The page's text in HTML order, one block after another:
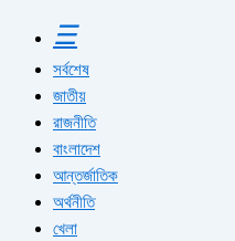
☰
সর্বশেষ
জাতীয়
রাজনীতি
বাংলাদেশ
আন্তর্জাতিক
অর্থনীতি
খেলা